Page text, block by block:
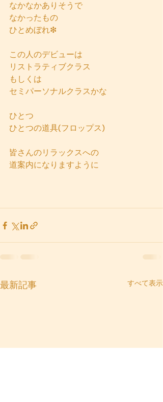
なかなかありそうで
なかったもの
ひとめぼれ❇
この人のデビューは
リストラティブクラス
もしくは
セミパーソナルクラスかな
ひとつ
ひとつの道具(フロップス)
皆さんのリラックスへの
道案内になりますように
最新記事 すべて表示